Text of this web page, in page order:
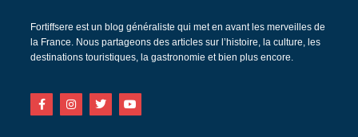
Fortiffsere est un blog généraliste qui met en avant les merveilles de
la France. Nous partageons des articles sur l’histoire, la culture, les
destinations touristiques, la gastronomie et bien plus encore.